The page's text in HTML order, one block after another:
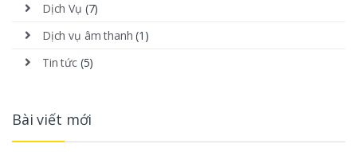
Dịch Vụ (7)
Dịch vụ âm thanh (1)
Tin tức(5)
Bài viết mới